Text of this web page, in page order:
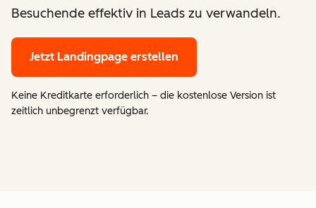
Besuchende effektiv in Leads zu verwandeln.
Jetzt Landingpage erstellen
Keine Kreditkarte erforderlich – die kostenlose Version ist
zeitlich unbegrenzt verfügbar.